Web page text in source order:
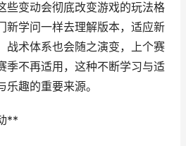
些变动会彻底改变游戏的玩法格
新学问一样去理解版本，适应新
战术体系也会随之演变，上个赛
季不再适用，这种不断学习与适
趣的重要来源。
**